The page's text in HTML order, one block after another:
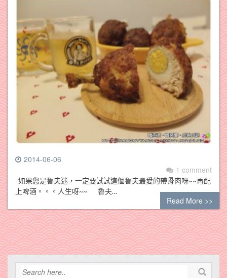
2014-06-06
1 comment
如果您是魯夫迷，一定要試試這個魯夫最愛的帶骨肉呀~~再配
上啤酒。。。人生呀~~ 魯夫…
Read More >>